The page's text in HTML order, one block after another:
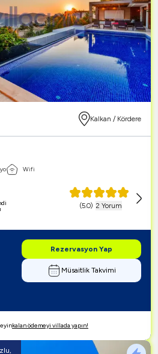
Kalkan / Kördere
Wifi
(5.0) 2 Yorum
Rezervasyon Yap
Müsaitlik Takvimi
kalan ödemeyi villada yapın!